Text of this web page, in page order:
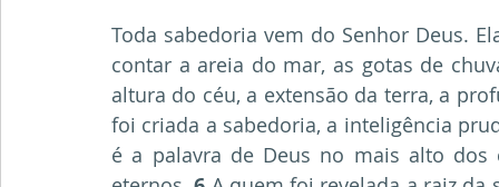
Toda sabedoria vem do Senhor Deus.
contar a areia do mar, as gotas de
altura do céu, a extensão da terra, a
foi criada a sabedoria, a inteligência
é a palavra de Deus no mais alto dos